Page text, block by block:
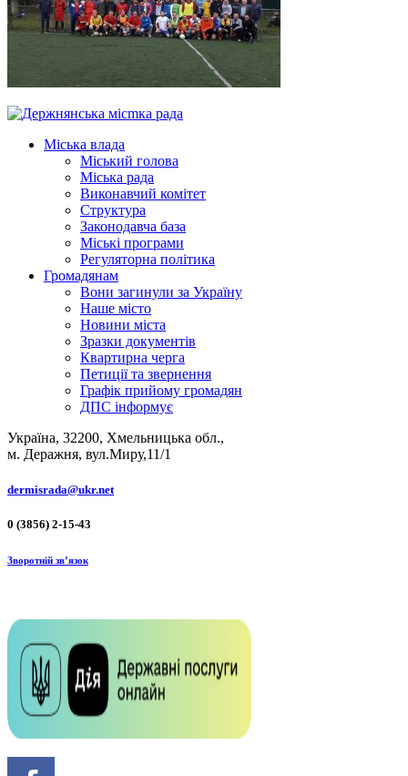
Міська влада
Міський голова
Міська рада
Виконавчий комітет
Структура
Законодавча база
Міські програми
Регуляторна політика
Громадянам
Вони загинули за Україну
Наше місто
Новини міста
Зразки документів
Квартирна черга
Петиції та звернення
Графік прийому громадян
ДПС інформує
Україна, 32200, Хмельницька обл.,
м. Деражня, вул.Миру,11/1
dermisrada@ukr.net
0 (3856) 2-15-43
Зворотній зв’язок